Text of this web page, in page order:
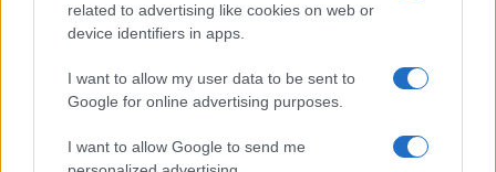
related to advertising like cookies on web or
device identifiers in apps.
I want to allow my user data to be sent to
Google for online advertising purposes.
I want to allow Google to send me
Nelly GSM
350.000 Ft (új)